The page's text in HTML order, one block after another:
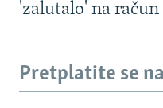
'zalutalo' na
Pretplatite se